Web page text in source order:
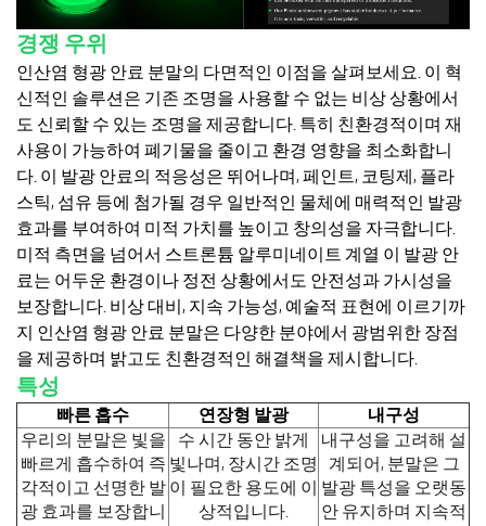
경쟁 우위
인산염 형광 안료 분말의 다면적인 이점을 살펴보세요. 이 혁
신적인 솔루션은 기존 조명을 사용할 수 없는 비상 상황에서
도 신뢰할 수 있는 조명을 제공합니다. 특히 친환경적이며 재
사용이 가능하여 폐기물을 줄이고 환경 영향을 최소화합니
다. 이 발광 안료의 적응성은 뛰어나며, 페인트, 코팅제, 플라
스틱, 섬유 등에 첨가될 경우 일반적인 물체에 매력적인 발광
효과를 부여하여 미적 가치를 높이고 창의성을 자극합니다.
미적 측면을 넘어서 스트론튬 알루미네이트 계열 이 발광 안
료는 어두운 환경이나 정전 상황에서도 안전성과 가시성을
보장합니다. 비상 대비, 지속 가능성, 예술적 표현에 이르기까
지 인산염 형광 안료 분말은 다양한 분야에서 광범위한 장점
을 제공하며 밝고도 친환경적인 해결책을 제시합니다.
특성
빠른 흡수 연장형 발광
내구성
우리의 분말은 빛을
빠르게 흡수하여 즉
각적이고 선명한 발
광 효과를 보장합니
수 시간 동안 밝게
빛나며, 장시간 조명
이 필요한 용도에 이
상적입니다.
내구성을 고려해 설
계되어, 분말은 그
발광 특성을 오랫동
안 유지하며 지속적